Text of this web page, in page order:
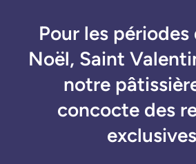
Pour les
Noël, Saint
notre
concocte des